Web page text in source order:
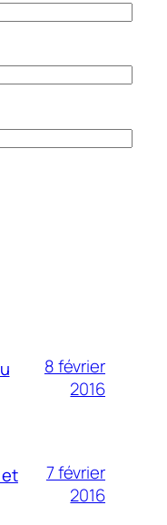
8 février
2016
7 février
2016